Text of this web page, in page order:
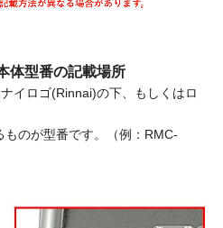
体型番の記載場所
イロゴ(Rinnai)の下、もしくはロ
のが型番です。（例：RMC-